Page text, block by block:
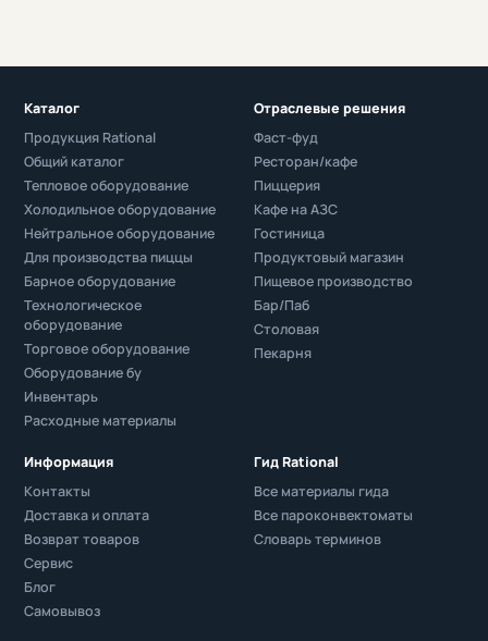
Каталог
Продукция Rational
Общий каталог
Тепловое оборудование
Холодильное оборудование
Нейтральное оборудование
Для производства пиццы
Барное оборудование
Технологическое
оборудование
Торговое оборудование
Оборудование бу
Инвентарь
Расходные материалы
Отраслевые решения
Фаст-фуд
Ресторан/кафе
Пиццерия
Кафе на АЗС
Гостиница
Продуктовый магазин
Пищевое производство
Бар/Паб
Столовая
Пекарня
Информация
Контакты
Доставка и оплата
Возврат товаров
Сервис
Блог
Самовывоз
Гид Rational
Все материалы гида
Все пароконвектоматы
Словарь терминов